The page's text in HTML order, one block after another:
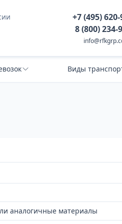
+7 (495)
8 (800) 234-
Виды
аналогичные материалы